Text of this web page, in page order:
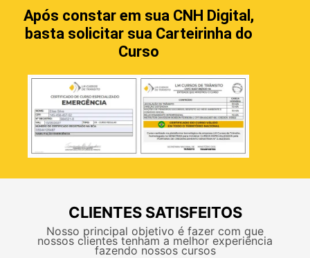
Após constar em sua CNH Digital,
basta solicitar sua Carteirinha do
Curso
CLIENTES SATISFEITOS
Nosso principal objetivo é fazer com que
nossos clientes tenham a melhor experiência
fazendo nossos cursos